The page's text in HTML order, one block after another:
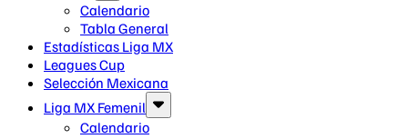
Calendario
Tabla General
Estadísticas Liga MX
Leagues Cup
Selección Mexicana
Liga MX Femenil
Calendario